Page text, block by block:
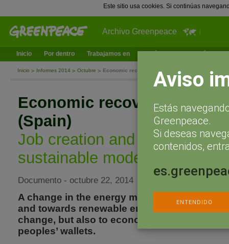
Este sitio usa cookies. Si continúas
Archivo Greenpeace
Inicio Por dentro Trabajamos en ¿Qué puedes hacer tú?
Inicio Informes 2014 Octubre Economic recovery with renewables (Spain)
Economic recovery with
(Spain)
Job creation and household
sustainable model
Documento - octubre 22, 2014
A change in the energy model that moves
and towards renewable energies is key to
change, but also to economic progress,
peoples’ wallets.
Aviso
Estás
Greenpeace.
Si deseas
contenidos,
ENTENDIDO